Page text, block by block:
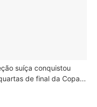
suíça conquistou
de final da Copa...